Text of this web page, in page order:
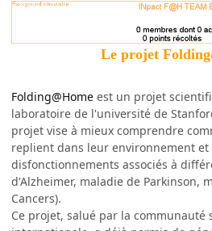
Le projet
Folding@Home est un projet
laboratoire de l'université de
projet vise à mieux comprendre
replient dans leur environnement et
disfonctionnements associés à
d'Alzheimer, maladie de Parkinson,
Cancers).
Ce projet, salué par la communauté